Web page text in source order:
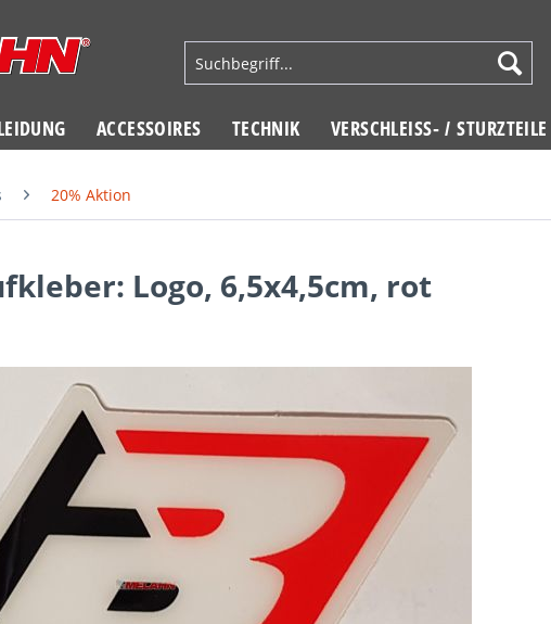
ACCESSOIRES TECHNIK VERSCHLEISS- / STURZTEILE
20% Aktion
Logo, 6,5x4,5cm, rot